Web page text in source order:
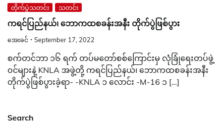
တိုက်ပွဲသတင်း သတင်း
ကရင်ပြည်နယ်၊ ဘောကထစခန်းအနီး တိုက်ပွဲဖြစ်ပွား
အေးခင် September 17, 2022
စက်တင်ဘာ ၁၆ ရက် တပ်မတော်စစ်ကြောင်းမှ လုံခြုံရေးတပ်ဖွဲ့
ဝင်များနဲ့ KNLA အဖွဲ့တို့ ကရင်ပြည်နယ်၊ ဘောကထစခန်းအနီး
တိုက်ပွဲဖြစ်ပွားခဲ့ရာ- -KNLA ၁ လောင်း -M-16 ၁ […]
Search